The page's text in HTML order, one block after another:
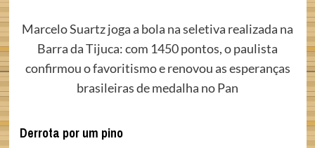
Marcelo Suartz joga a bola na seletiva realizada na
Barra da Tijuca: com 1450 pontos, o paulista
confirmou o favoritismo e renovou as esperanças
brasileiras de medalha no Pan
Derrota por um pino